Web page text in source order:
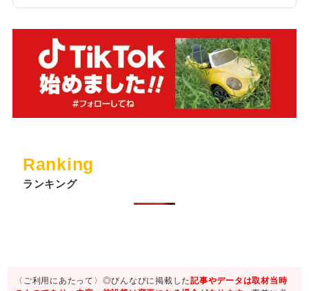
Ranking
ランキング
〈ご利用にあたって〉◎びんなびに掲載した記事やデータは取材当時